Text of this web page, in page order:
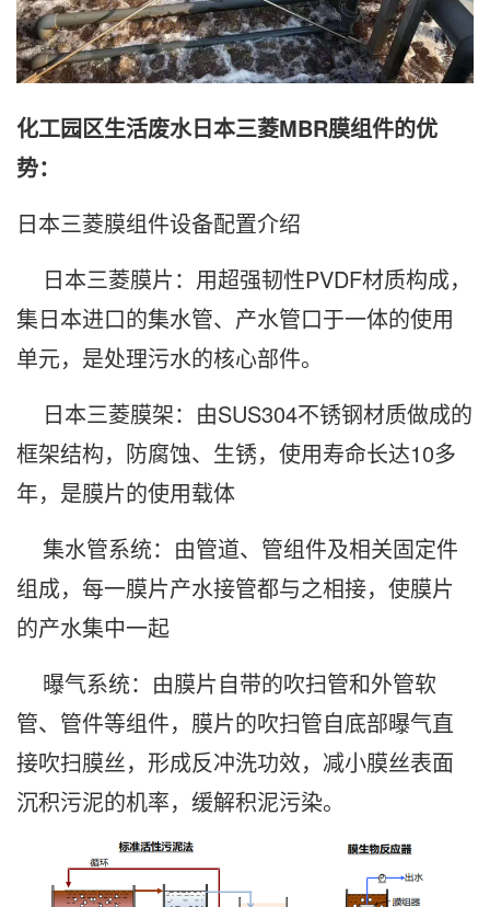
化工园区生活废水日本三菱MBR膜组件的优
势：
日本三菱膜组件设备配置介绍
日本三菱膜片：用超强韧性PVDF材质构成，
集日本进口的集水管、产水管口于一体的使用
单元，是处理污水的核心部件。
日本三菱膜架：由SUS304不锈钢材质做成的
框架结构，防腐蚀、生锈，使用寿命长达10多
年，是膜片的使用载体
集水管系统：由管道、管组件及相关固定件
组成，每一膜片产水接管都与之相接，使膜片
的产水集中一起
曝气系统：由膜片自带的吹扫管和外管软
管、管件等组件，膜片的吹扫管自底部曝气直
接吹扫膜丝，形成反冲洗功效，减小膜丝表面
沉积污泥的机率，缓解积泥污染。